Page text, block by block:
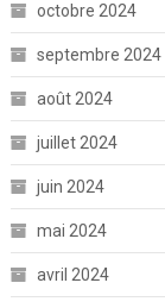
octobre 2024
septembre 2024
août 2024
juillet 2024
juin 2024
mai 2024
avril 2024